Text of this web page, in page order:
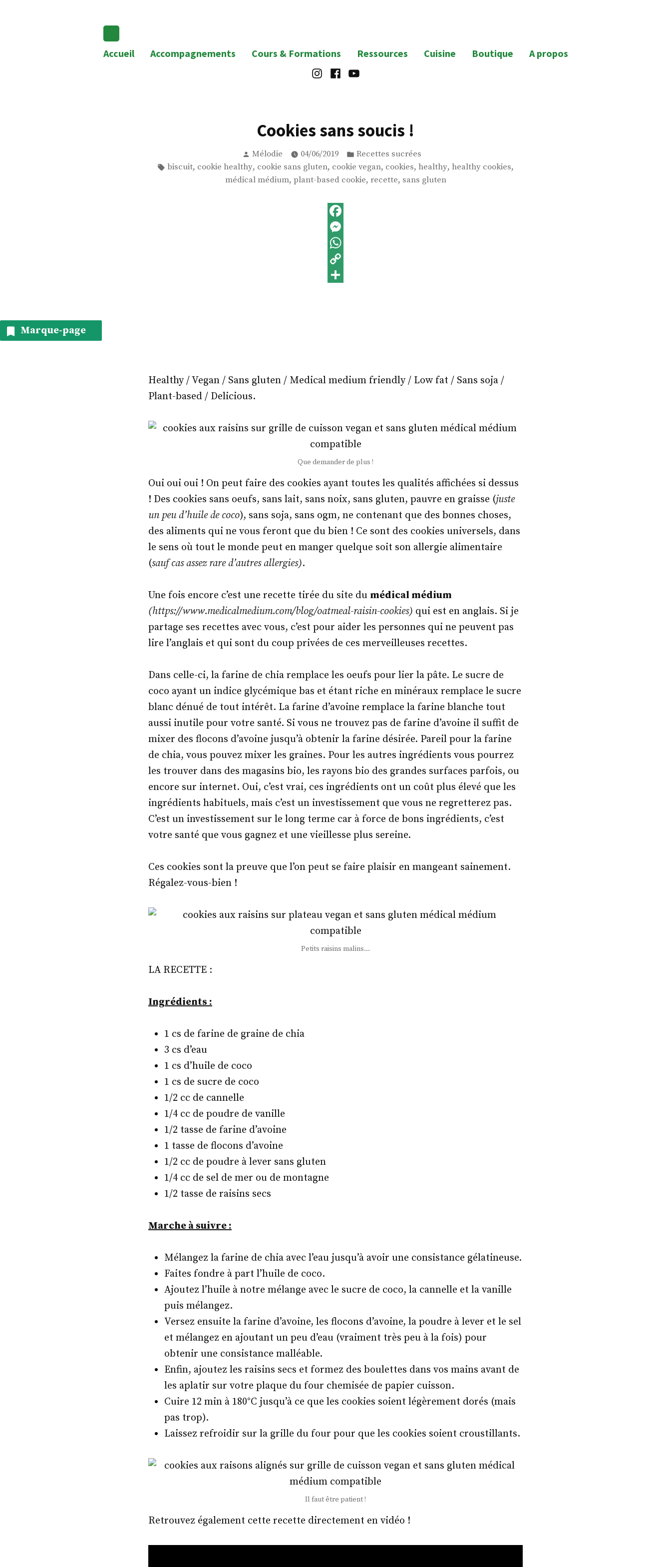
Redeviens-toi
Accueil Accompagnements Cours & Formations Ressources Cuisine Boutique
A propos
Instagram
Facebook
Youtube
Cookies sans soucis !
Publié
par
Mélodie 04/06/2019
Publié
dans
Recettes sucrées
Étiquettes :
biscuit, cookie healthy, cookie sans gluten, cookie vegan, cookies, healthy, healthy cookies,
médical médium, plant-based cookie, recette, sans gluten
Facebook
Messenger
WhatsApp
Copy
Marque-page
Healthy / Vegan / Sans gluten / Medical medium friendly / Low fat / Sans soja /
Plant-based / Delicious.
Que demander de plus !
Oui oui oui ! On peut faire des cookies ayant toutes les qualités affichées si dessus
! Des cookies sans oeufs, sans lait, sans noix, sans gluten, pauvre en graisse (juste
un peu d’huile de coco), sans soja, sans ogm, ne contenant que des bonnes choses,
des aliments qui ne vous feront que du bien ! Ce sont des cookies universels, dans
le sens où tout le monde peut en manger quelque soit son allergie alimentaire
(sauf cas assez rare d’autres allergies).
Une fois encore c’est une recette tirée du site du médical médium
(https://www.medicalmedium.com/blog/oatmeal-raisin-cookies) qui est en anglais. Si je
partage ses recettes avec vous, c’est pour aider les personnes qui ne peuvent pas
lire l’anglais et qui sont du coup privées de ces merveilleuses recettes.
Dans celle-ci, la farine de chia remplace les oeufs pour lier la pâte. Le sucre de
coco ayant un indice glycémique bas et étant riche en minéraux remplace le sucre
blanc dénué de tout intérêt. La farine d’avoine remplace la farine blanche tout
aussi inutile pour votre santé. Si vous ne trouvez pas de farine d’avoine il suffit de
mixer des flocons d’avoine jusqu’à obtenir la farine désirée. Pareil pour la farine
de chia, vous pouvez mixer les graines. Pour les autres ingrédients vous pourrez
les trouver dans des magasins bio, les rayons bio des grandes surfaces parfois, ou
encore sur internet. Oui, c’est vrai, ces ingrédients ont un coût plus élevé que les
ingrédients habituels, mais c’est un investissement que vous ne regretterez pas.
C’est un investissement sur le long terme car à force de bons ingrédients, c’est
votre santé que vous gagnez et une vieillesse plus sereine.
Ces cookies sont la preuve que l’on peut se faire plaisir en mangeant sainement.
Régalez-vous-bien !
Petits raisins malins…
LA RECETTE :
Ingrédients :
1 cs de farine de graine de chia
3 cs d’eau
1 cs d’huile de coco
1 cs de sucre de coco
1/2 cc de cannelle
1/4 cc de poudre de vanille
1/2 tasse de farine d’avoine
1 tasse de flocons d’avoine
1/2 cc de poudre à lever sans gluten
1/4 cc de sel de mer ou de montagne
1/2 tasse de raisins secs
Marche à suivre :
Mélangez la farine de chia avec l’eau jusqu’à avoir une consistance gélatineuse.
Faites fondre à part l’huile de coco.
Ajoutez l’huile à notre mélange avec le sucre de coco, la cannelle et la vanille
puis mélangez.
Versez ensuite la farine d’avoine, les flocons d’avoine, la poudre à lever et le sel
et mélangez en ajoutant un peu d’eau (vraiment très peu à la fois) pour
obtenir une consistance malléable.
Enfin, ajoutez les raisins secs et formez des boulettes dans vos mains avant de
les aplatir sur votre plaque du four chemisée de papier cuisson.
Cuire 12 min à 180°C jusqu’à ce que les cookies soient légèrement dorés (mais
pas trop).
Laissez refroidir sur la grille du four pour que les cookies soient croustillants.
Il faut être patient !
Retrouvez également cette recette directement en vidéo !